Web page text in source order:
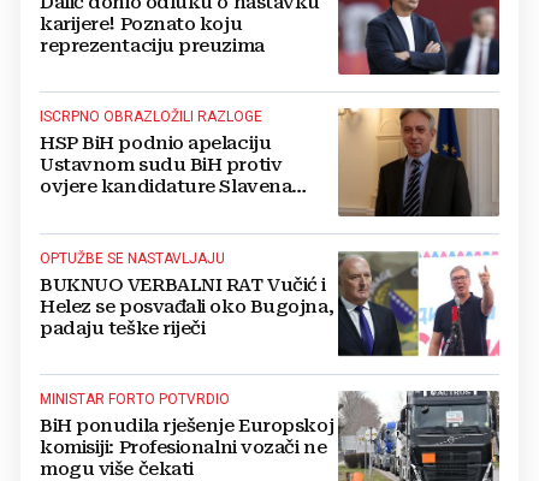
karijere! Poznato koju
reprezentaciju preuzima
ISCRPNO OBRAZLOŽILI RAZLOGE
HSP BiH podnio apelaciju
Ustavnom sudu BiH protiv
ovjere kandidature Slavena
OPTUŽBE SE NASTAVLJAJU
BUKNUO VERBALNI RAT Vučić i
Helez se posvađali oko Bugojna,
padaju teške riječi
MINISTAR FORTO POTVRDIO
BiH ponudila rješenje Europskoj
komisiji: Profesionalni vozači ne
mogu više čekati